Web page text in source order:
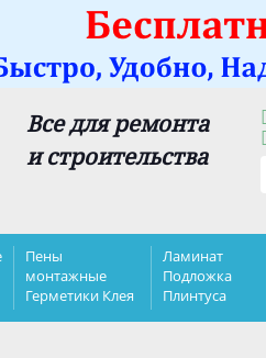
Все для ремонта
и строительства
Пены
монтажные
Герметики Клея
Ламинат
Подложка
Плинтуса